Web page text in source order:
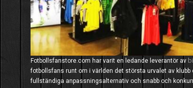
Fotbollsfanstore.com har varit en ledande leverantör av
fotbollsfans runt om i världen det största urvalet av
fullständiga anpassningsalternativ och snabb och